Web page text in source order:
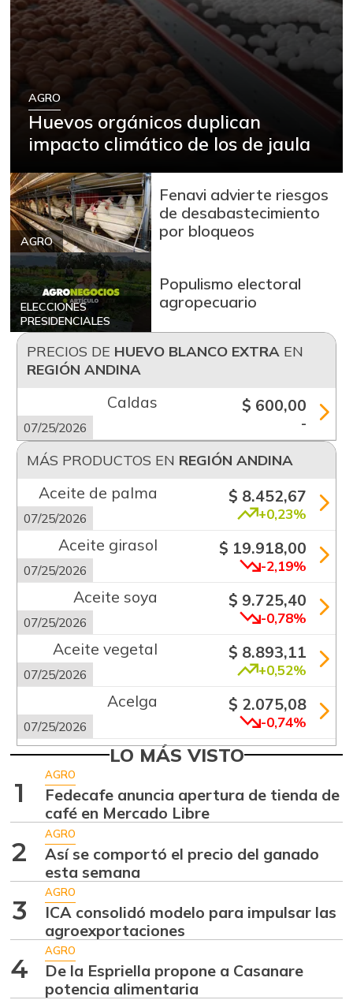
AGRO
Huevos orgánicos duplican
impacto climático de los de jaula
AGRO
Fenavi advierte riesgos
de desabastecimiento
por bloqueos
ELECCIONES
PRESIDENCIALES
Populismo electoral
agropecuario
PRECIOS DE HUEVO BLANCO EXTRAEN
REGIÓN ANDINA
Caldas
07/25/2026
$ 600,00
-
MÁS PRODUCTOS EN REGIÓN ANDINA
Aceite de palma
07/25/2026
$ 8.452,67
+0,23%
Aceite girasol
07/25/2026
$ 19.918,00
-2,19%
Aceite soya
07/25/2026
$ 9.725,40
-0,78%
Aceite vegetal
07/25/2026
$ 8.893,11
+0,52%
Acelga
07/25/2026
$ 2.075,08
-0,74%
Aguacate común
07/25/2026
$ 6.263,50
Aguacate hass
07/25/2026 -2,98%
Aguacate
papelillo
07/25/2026
$ 7.925,44
Ahuyama
07/25/2026
Ahuyamín $ 1.676,25
LO MÁS VISTO
1
AGRO
Fedecafe anuncia apertura de tienda de
café en Mercado Libre
2
AGRO
Así se comportó el precio del ganado
esta semana
3
AGRO
ICA consolidó modelo para impulsar las
agroexportaciones
4
AGRO
De la Espriella propone a Casanare
potencia alimentaria